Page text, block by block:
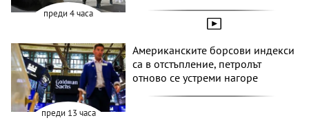
преди 4 часа
преди 13 часа
Американските борсови индекси
са в отстъпление, петролът
отново се устреми нагоре